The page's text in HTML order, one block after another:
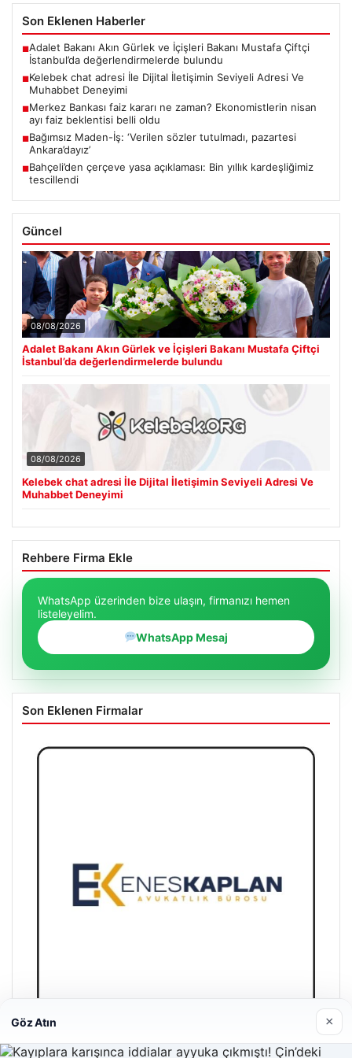
Son Eklenen Haberler
■Adalet Bakanı Akın Gürlek ve İçişleri Bakanı Mustafa Çiftçi
İstanbul’da değerlendirmelerde bulundu
■Kelebek chat adresi İle Dijital İletişimin Seviyeli Adresi Ve
Muhabbet Deneyimi
■Merkez Bankası faiz kararı ne zaman? Ekonomistlerin nisan
ayı faiz beklentisi belli oldu
■Bağımsız Maden-İş: ‘Verilen sözler tutulmadı, pazartesi
Ankara’dayız’
■Bahçeli’den çerçeve yasa açıklaması: Bin yıllık kardeşliğimiz
tescillendi
Güncel
08/08/2026
Adalet Bakanı Akın Gürlek ve İçişleri Bakanı Mustafa Çiftçi
İstanbul’da değerlendirmelerde bulundu
08/08/2026
Kelebek chat adresi İle Dijital İletişimin Seviyeli Adresi Ve
Muhabbet Deneyimi
Rehbere Firma Ekle
WhatsApp üzerinden bize ulaşın, firmanızı hemen
listeleyelim.
WhatsApp Mesaj
Son Eklenen Firmalar
Göz Atın ×